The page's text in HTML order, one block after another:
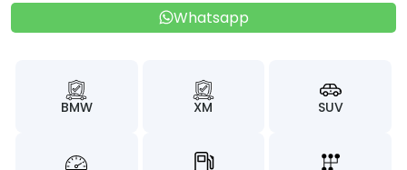
Whatsapp
BMW XM SUV